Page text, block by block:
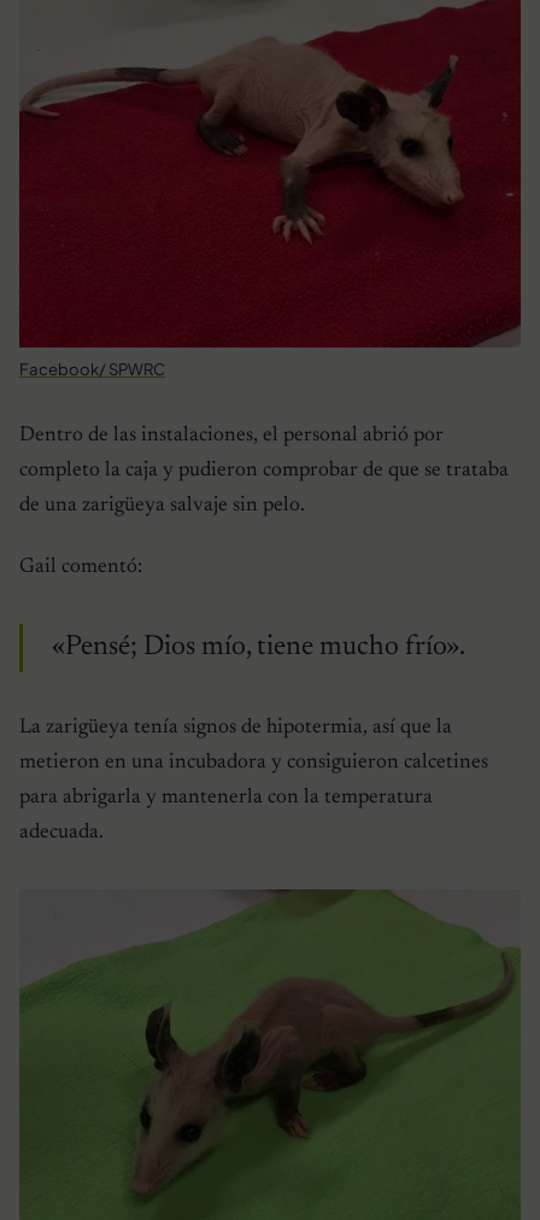
Facebook/ SPWRC
Dentro de las instalaciones, el personal abrió por
completo la caja y pudieron comprobar de que se trataba
de una zarigüeya salvaje sin pelo.
Gail comentó:
«Pensé; Dios mío, tiene mucho frío».
La zarigüeya tenía signos de hipotermia, así que la
metieron en una incubadora y consiguieron calcetines
para abrigarla y mantenerla con la temperatura
adecuada.